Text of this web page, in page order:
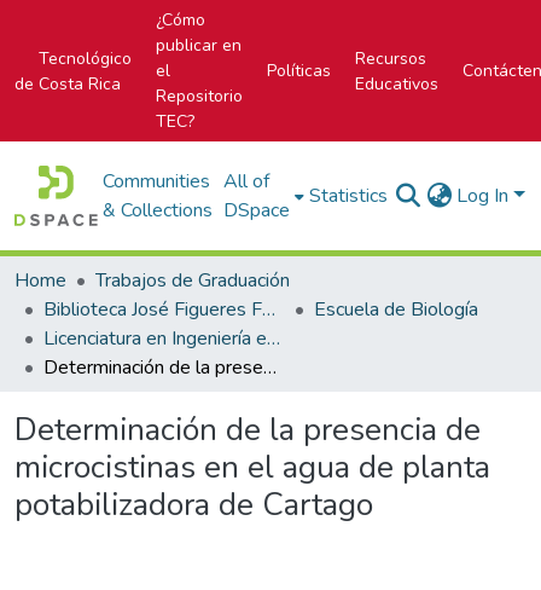
Tecnológico
de Costa Rica
¿Cómo
publicar en
el
Repositorio
TEC?
Políticas
Recursos
Educativos
Communities
& Collections
All of
DSpace
Statistics Log In
Home
Trabajos de Graduación
Biblioteca José Figueres Ferrer
Escuela de Biología
Licenciatura en Ingeniería en Biotecnología
Determinación de la presencia de microcistinas en el agua de planta potabilizadora de Cartago
Determinación de la presencia de
microcistinas en el agua de planta
potabilizadora de Cartago